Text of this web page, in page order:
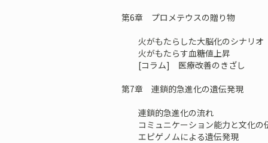
第6章 プロメテウスの贈り物
火がもたらした大脳化のシナリオ
火がもたらす血糖値上昇
[コラム] 医療改善のきざし
第7章 連鎖的急進化の遺伝発現
連鎖的急進化の流れ
コミュニケーション能力と文化の
エピゲノムによる遺伝発現